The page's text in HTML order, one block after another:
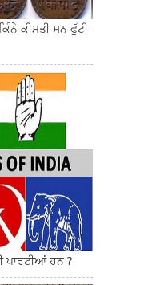
ਕੀਮਤੀ ਸਨ ਫੁੱਟੀ
ਪਾਰਟੀਆਂ ਹਨ ?